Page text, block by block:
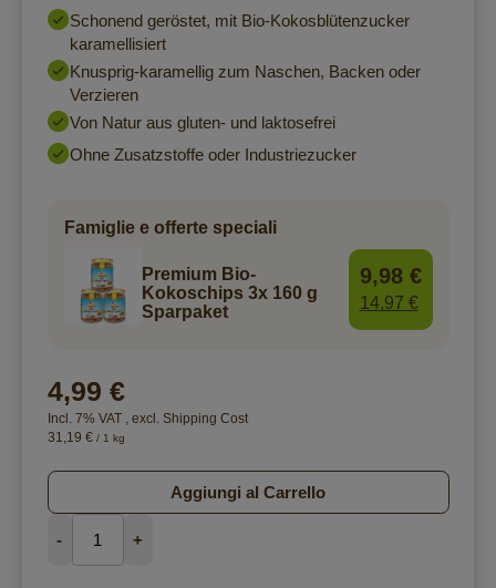
Schonend geröstet, mit Bio-Kokosblütenzucker
karamellisiert
Knusprig-karamellig zum Naschen, Backen oder
Verzieren
Von Natur aus gluten- und laktosefrei
Ohne Zusatzstoffe oder Industriezucker
Famiglie e offerte speciali
Premium Bio-
Kokoschips 3x 160 g
Sparpaket
9,98 €
14,97 €
4,99 €
Incl. 7% VAT , excl. Shipping Cost
31,19 €/ 1 kg
Aggiungi al Carrello
- +